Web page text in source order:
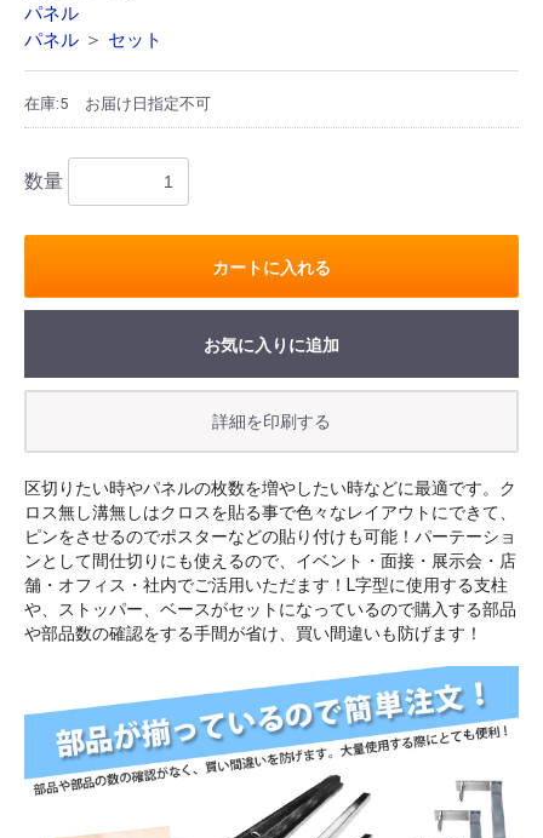
パネル
パネル ＞ セット
在庫:5 お届け日指定不可
数量
カートに入れる
お気に入りに追加
区切りたい時やパネルの枚数を増やしたい時などに最適です。ク
ロス無し溝無しはクロスを貼る事で色々なレイアウトにできて、
ピンをさせるのでポスターなどの貼り付けも可能！パーテーショ
ンとして間仕切りにも使えるので、イベント・面接・展示会・店
舗・オフィス・社内でご活用いただます！L字型に使用する支柱
や、ストッパー、ベースがセットになっているので購入する部品
や部品数の確認をする手間が省け、買い間違いも防げます！